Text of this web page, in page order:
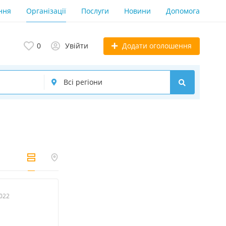
Організації Послуги Новини Допомога
0 Увійти Додати оголошення